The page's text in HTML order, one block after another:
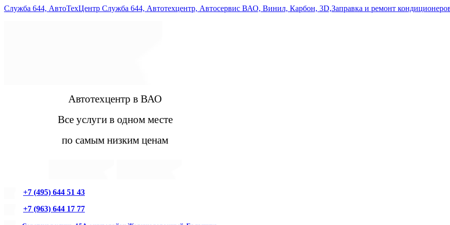
Служба 644, АвтоТехЦентр Служба 644, Автотехцентр, Автосервис ВАО, Винил, Карбон, 3D,Заправка и ремонт
Автотехцентр в ВАО
Все услуги в одном месте
по самым низким ценам
+7 (495) 644 51 43
+7 (963) 644 17 77